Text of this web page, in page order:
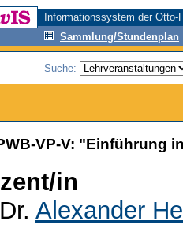
Informationssystem der
Sammlung/Stundenplan
Suche:
VP-V: "Einführung
in
Dr. Alexander